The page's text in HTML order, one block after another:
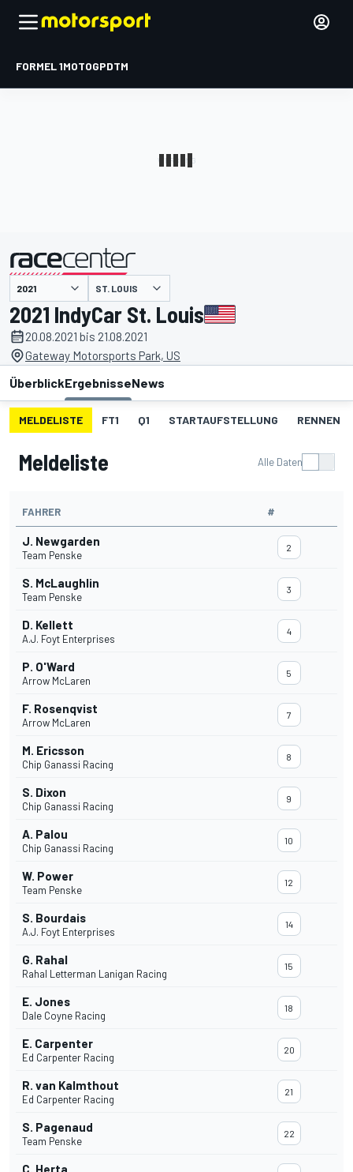
FORMEL 1MOTOGPDTM
ST. LOUIS
2021 IndyCar St. Louis
20.08.2021 bis 21.08.2021
Gateway Motorsports Park, US
ÜberblickErgebnisseNews
MELDELISTE FT1 Q1 STARTAUFSTELLUNG RENNEN
Meldeliste Alle Daten
FAHRER #
J. Newgarden
Team Penske
2
S. McLaughlin
Team Penske
3
D. Kellett
A.J. Foyt Enterprises
4
P. O'Ward
Arrow McLaren
5
F. Rosenqvist
Arrow McLaren
7
M. Ericsson
Chip Ganassi Racing
8
S. Dixon
Chip Ganassi Racing
9
A. Palou
Chip Ganassi Racing
10
W. Power
Team Penske
12
S. Bourdais
A.J. Foyt Enterprises
14
G. Rahal
Rahal Letterman Lanigan Racing
15
E. Jones
Dale Coyne Racing
18
E. Carpenter
Ed Carpenter Racing
20
R. van Kalmthout
Ed Carpenter Racing
21
S. Pagenaud
Team Penske
22
C. Herta